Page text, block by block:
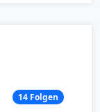
14 Folgen